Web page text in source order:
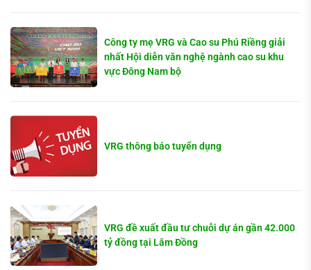
Công ty mẹ VRG và Cao su Phú Riềng giải
nhất Hội diễn văn nghệ ngành cao su khu
vực Đông Nam bộ
VRG thông báo tuyển dụng
VRG đề xuất đầu tư chuỗi dự án gần 42.000
tỷ đồng tại Lâm Đồng